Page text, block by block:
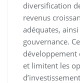
diversification
revenus
adéquates,
gouvernance.
développement
et limitent les